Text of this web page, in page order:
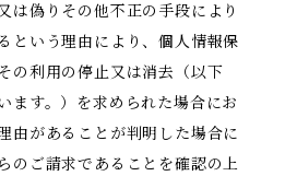
は偽りその他不正の手段により
という理由により、個人情報保
の利用の停止又は消去（以下
ます。）を求められた場合にお
由があることが判明した場合に
のご請求であることを確認の上